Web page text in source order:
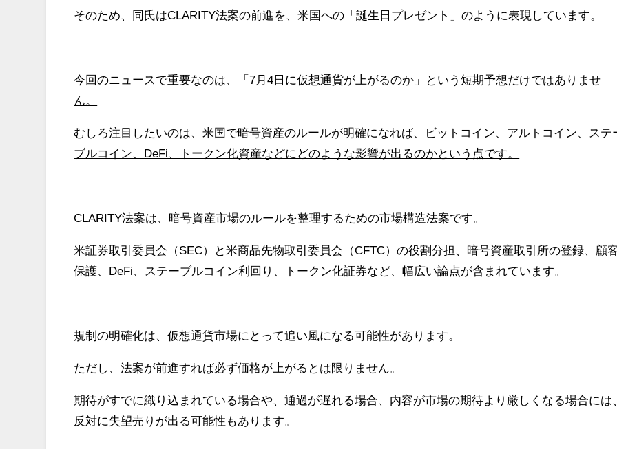
そのため、同氏はCLARITY法案の前進を、米国への「誕生日プレゼント」のように表現しています。
今回のニュースで重要なのは、「7月4日に仮想通貨が上がるのか」という短期予想だけではありませ
ん。
むしろ注目したいのは、米国で暗号資産のルールが明確になれば、ビットコイン、アルトコイン、ステ
ブルコイン、DeFi、トークン化資産などにどのような影響が出るのかという点です。
CLARITY法案は、暗号資産市場のルールを整理するための市場構造法案です。
米証券取引委員会（SEC）と米商品先物取引委員会（CFTC）の役割分担、暗号資産取引所の登録、顧
保護、DeFi、ステーブルコイン利回り、トークン化証券など、幅広い論点が含まれています。
規制の明確化は、仮想通貨市場にとって追い風になる可能性があります。
ただし、法案が前進すれば必ず価格が上がるとは限りません。
期待がすでに織り込まれている場合や、通過が遅れる場合、内容が市場の期待より厳しくなる場合には
反対に失望売りが出る可能性もあります。